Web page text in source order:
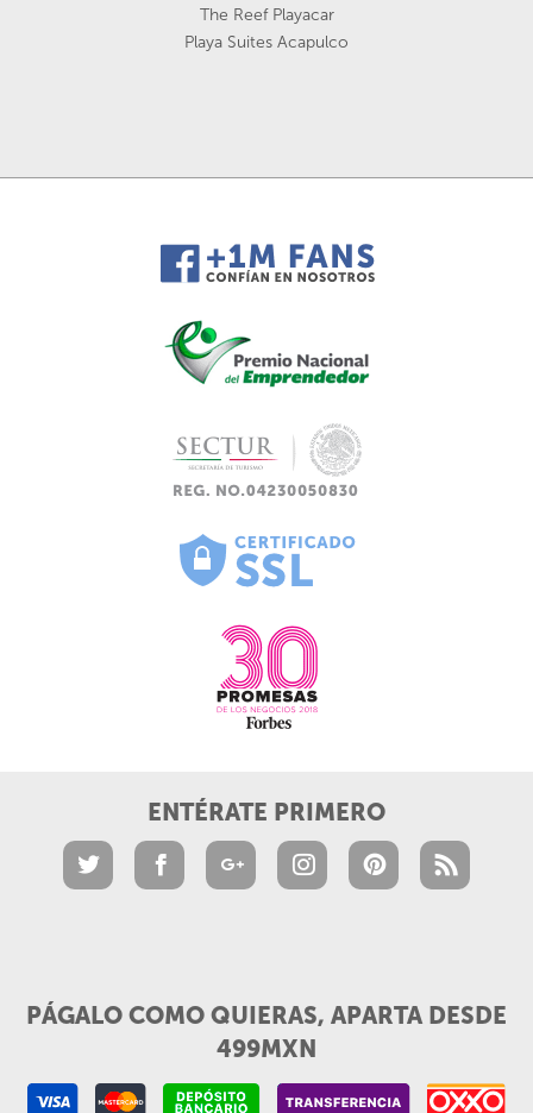
The Reef Playacar
Playa Suites Acapulco
ENTÉRATE PRIMERO
PÁGALO COMO QUIERAS, APARTA DESDE
499MXN